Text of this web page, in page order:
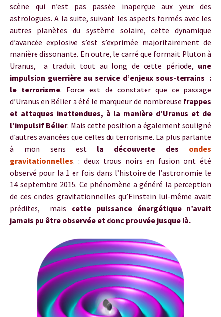
scène qui n’est pas passée inaperçue aux yeux des
astrologues. A la suite, suivant les aspects formés avec les
autres planètes du système solaire, cette dynamique
d’avancée explosive s’est s’exprimée majoritairement de
manière dissonante. En outre, le carré que formait Pluton à
Uranus, a traduit tout au long de cette période, une
impulsion guerrière au service d’enjeux sous-terrains :
le terrorisme. Force est de constater que ce passage
d’Uranus en Bélier a été le marqueur de nombreuse frappes
et attaques inattendues, à la manière d’Uranus et de
l’impulsif Bélier. Mais cette position a également souligné
d’autres avancées que celles du terrorisme. La plus parlante
à mon sens est la découverte des ondes
gravitationnelles. : deux trous noirs en fusion ont été
observé pour la 1 er fois dans l’histoire de l’astronomie le
14 septembre 2015. Ce phénomène a généré la perception
de ces ondes gravitationnelles qu’Einstein lui-même avait
prédites, mais cette puissance énergétique n’avait
jamais pu être observée et donc prouvée jusque là.